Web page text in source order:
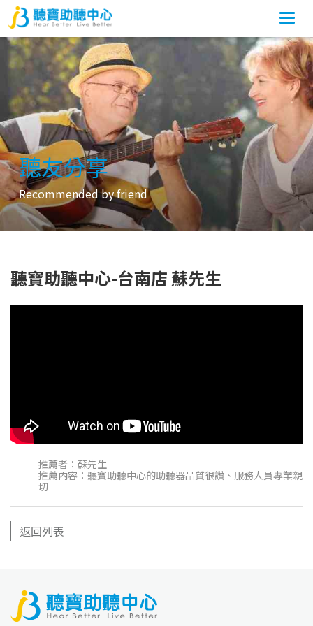
聽友分享
Recommended by friend
聽寶助聽中心-台南店 蘇先生
推薦者：蘇先生
推薦內容：聽寶助聽中心的助聽器品質很讚、服務人員專業親
切
返回列表